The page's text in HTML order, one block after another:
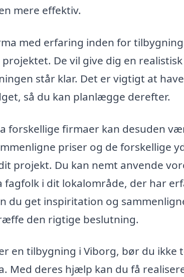
mere effektiv.
med erfaring inden for
De vil give dig en
står klar. Det er vigtigt at
så du kan planlægge derefter.
forskellige firmaer kan desuden
priser og de forskellige
projekt. Du kan nemt anvende
i dit lokalområde, der har
du get inspiritation og
den rigtige beslutning.
en tilbygning i Viborg, bør du ikke
Med deres hjælp kan du få